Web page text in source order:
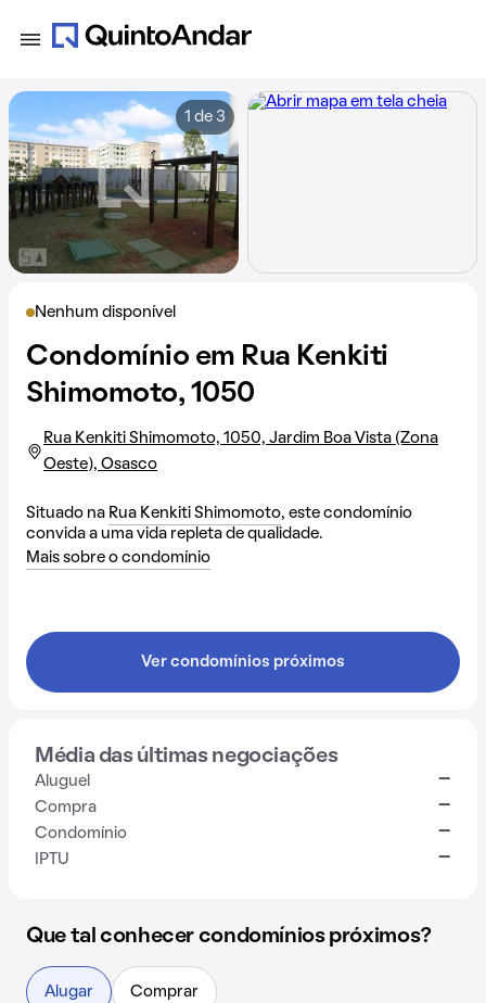
Nenhum disponível
Condomínio em Rua Kenkiti
Shimomoto, 1050
Rua Kenkiti Shimomoto, 1050, Jardim Boa Vista (Zona
Oeste), Osasco
Situado na Rua Kenkiti Shimomoto, este condomínio
convida a uma vida repleta de qualidade.
Mais sobre o condomínio
Ver condomínios próximos
Média das últimas negociações
Aluguel -
Compra -
Condomínio -
IPTU -
1 de 3
Que tal conhecer condomínios próximos?
Alugar Comprar